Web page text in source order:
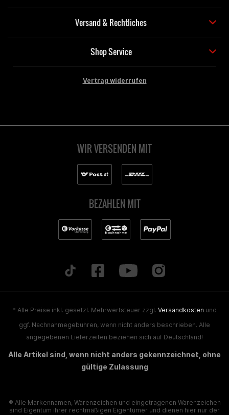
Versand & Rechtliches
Shop Service
Vertrag widerrufen
WIR VERSENDEN MIT
BEZAHLEN MIT
* Alle Preise inkl. gesetzl. Mehrwertsteuer zzgl. Versandkosten und
ggf. Nachnahmegebühren, wenn nicht anders beschrieben. Alle
angegebenen Lieferzeiten beziehen sich auf Deutschland!
Alle Artikel sind, wenn nicht anders gekennzeichnet, ohne
gültige Zulassung
® Alle Markennamen, Warenzeichen und eingetragenen Warenzeichen
sind Eigentum ihrer rechtmäßigen Eigentümer und dienen hier nur der